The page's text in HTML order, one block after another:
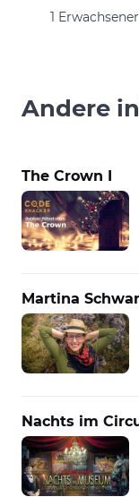
1 Erwachsener
Andere
The Crown I
Martina
Nachts im